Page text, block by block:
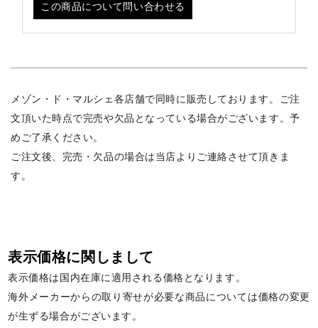
この商品について問い合わせる
メゾン・ド・マルシェ各店舗で同時に販売しております。ご注
文頂いた時点で完売や欠品となっている場合がございます。予
めご了承ください。
ご注文後、完売・欠品の場合は当店よりご連絡させて頂きま
す。
表示価格に関しまして
表示価格は国内在庫に適用される価格となります。
海外メーカーからの取り寄せが必要な商品については価格の変更
が生ずる場合がございます。